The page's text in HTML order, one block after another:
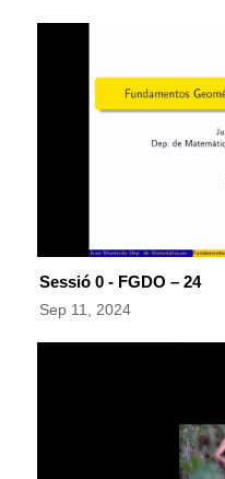
Sessió 0 - FGDO – 24
Sep 11, 2024